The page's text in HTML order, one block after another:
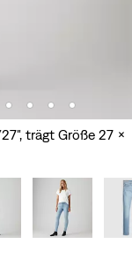
trägt Größe 27 x